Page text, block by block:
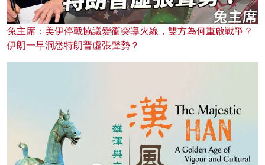
兔主席：美伊停戰協議變衝突導火線，雙方為何重啟戰爭？
伊朗一早洞悉特朗普虛張聲勢？